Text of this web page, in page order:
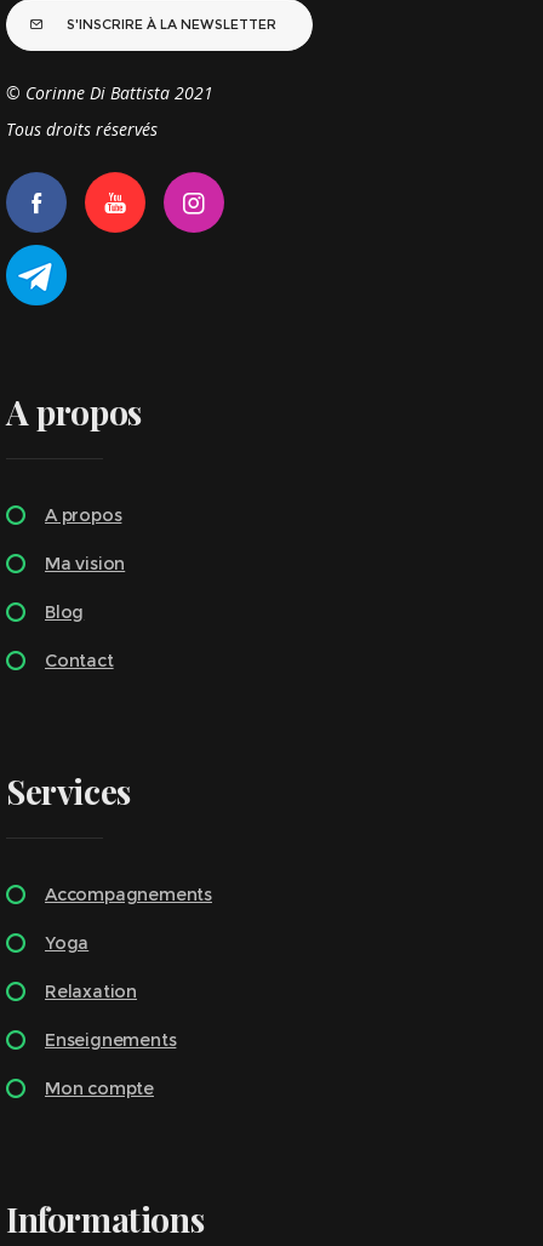
S'INSCRIRE À LA NEWSLETTER
© Corinne Di Battista 2021
Tous droits réservés
A propos
A propos
Ma vision
Blog
Contact
Services
Accompagnements
Yoga
Relaxation
Enseignements
Mon compte
Informations